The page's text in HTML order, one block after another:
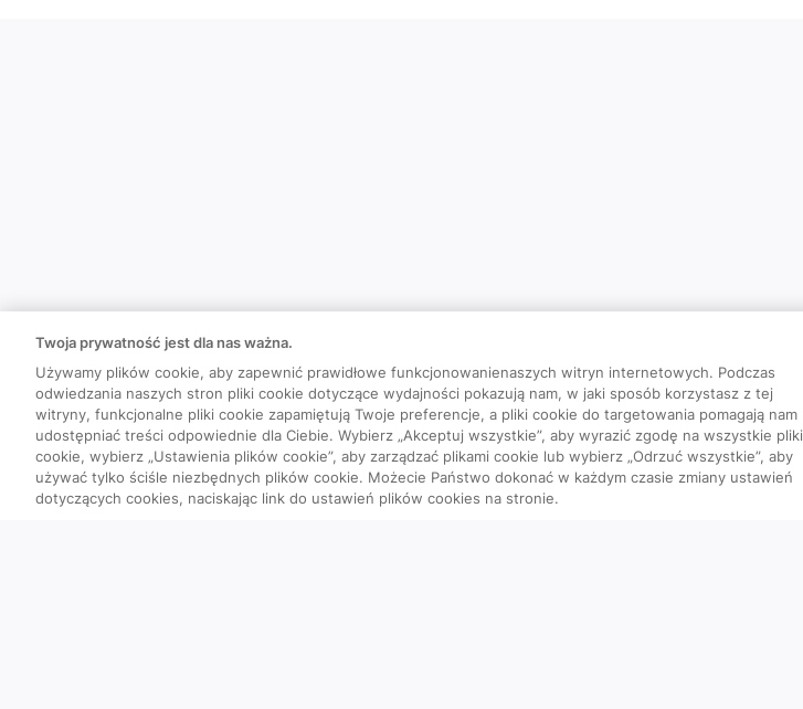
Twoja prywatność jest dla nas ważna.
Używamy plików cookie, aby zapewnić prawidłowe funkcjonowanienaszych witryn internetowych. Podczas
odwiedzania naszych stron pliki cookie dotyczące wydajności pokazują nam, w jaki sposób korzystasz z tej
witryny, funkcjonalne pliki cookie zapamiętują Twoje preferencje, a pliki cookie do targetowania pomagają nam
udostępniać treści odpowiednie dla Ciebie. Wybierz „Akceptuj wszystkie”, aby wyrazić zgodę na wszystkie pliki
cookie, wybierz „Ustawienia plików cookie”, aby zarządzać plikami cookie lub wybierz „Odrzuć wszystkie”, aby
używać tylko ściśle niezbędnych plików cookie. Możecie Państwo dokonać w każdym czasie zmiany ustawień
dotyczących cookies, naciskając link do ustawień plików cookies na stronie.